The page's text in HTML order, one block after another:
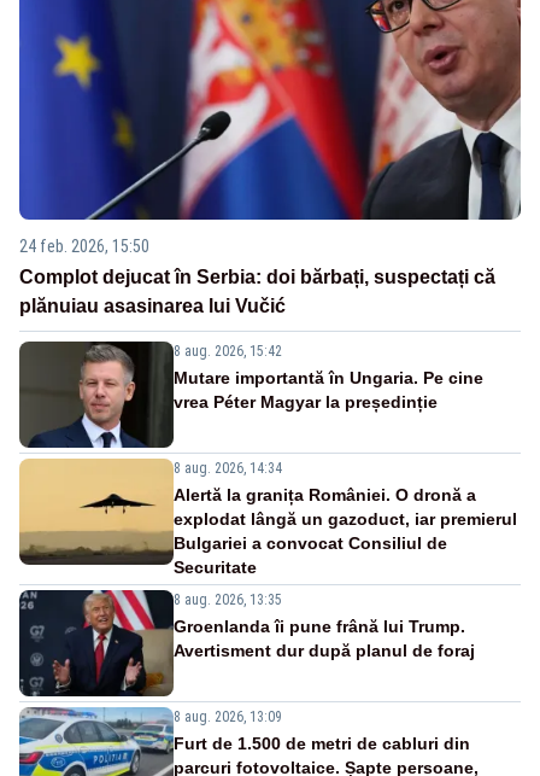
24 feb. 2026, 15:50
Complot dejucat în Serbia: doi bărbați, suspectați că
plănuiau asasinarea lui Vučić
8 aug. 2026, 15:42
Mutare importantă în Ungaria. Pe cine
vrea Péter Magyar la președinție
8 aug. 2026, 14:34
Alertă la granița României. O dronă a
explodat lângă un gazoduct, iar premierul
Bulgariei a convocat Consiliul de
Securitate
8 aug. 2026, 13:35
Groenlanda îi pune frână lui Trump.
Avertisment dur după planul de foraj
8 aug. 2026, 13:09
Furt de 1.500 de metri de cabluri din
parcuri fotovoltaice. Șapte persoane,